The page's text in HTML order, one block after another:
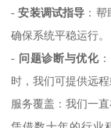
-安装调试指导 ：
确保系统平稳运行。
- 问题诊断与优化
时，我们可提供远
服务覆盖：我们一